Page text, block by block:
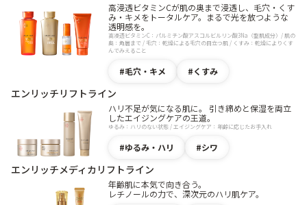
高浸透ビタミンCが肌の奥まで浸透し、毛穴・くす
み・キメをトータルケア。まるで光を放つような
透明感を。
高浸透ビタミンC：パルミチン酸アスコルビルリン酸3Na（整肌成分）/ 肌の
奥：角層まで / 毛穴：乾燥による毛穴の目立つ肌 / くすみ：乾燥によりくす
んでみえること
毛穴・キメ くすみ
エンリッチリフトライン
ハリ不足が気になる肌に。 引き締めと保湿を両立
したエイジングケアの王道。
ゆるみ：ハリのない状態 / エイジングケア：年齢に応じたお手入れ
ゆるみ・ハリ シワ
エンリッチメディカリフトライン
年齢肌に本気で向き合う。
レチノールの力で、深次元のハリ肌ケア。